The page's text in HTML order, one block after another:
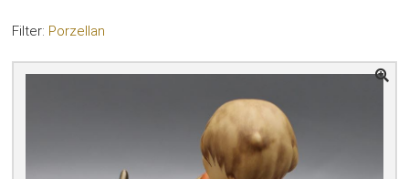
Filter: Porzellan